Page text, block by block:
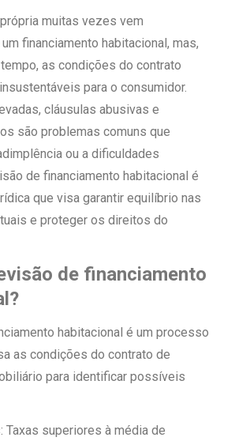
muitas vezes vem
financiamento habitacional, mas,
as condições do contrato
para o consumidor.
cláusulas abusivas e
são problemas comuns que
ou a dificuldades
de financiamento habitacional é
que visa garantir equilíbrio nas
e proteger os direitos do
de financiamento
habitacional é um processo
as condições do contrato de
para identificar possíveis
Taxas superiores à média de